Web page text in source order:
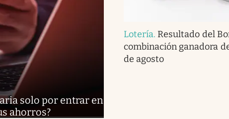
solo por entrar en
ahorros?
Lotería. Resultado del
combinación ganadora
de agosto